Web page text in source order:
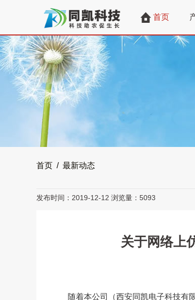
首页
首页 / 最新动态
发布时间：2019-12-12 浏览量：5093
关于网络上
随着本公司（西安同凯电子科技有限